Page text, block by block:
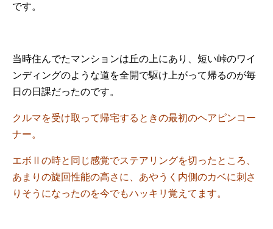
です。
当時住んでたマンションは丘の上にあり、短い峠のワイ
ンディングのような道を全開で駆け上がって帰るのが毎
日の日課だったのです。
クルマを受け取って帰宅するときの最初のヘアピンコー
ナー。
エボⅡの時と同じ感覚でステアリングを切ったところ、
あまりの旋回性能の高さに、あやうく内側のカベに刺さ
りそうになったのを今でもハッキリ覚えてます。